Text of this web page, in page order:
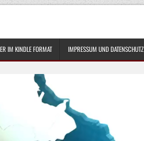
IM KINDLE FORMAT IMPRESSUM UND DATENSCHUTZ